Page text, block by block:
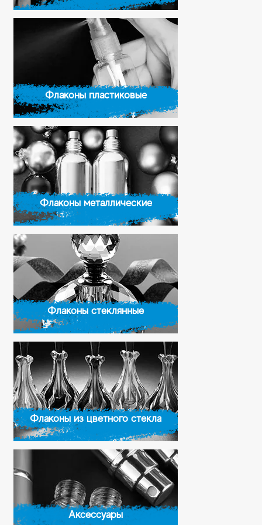
Флаконы пластиковые
Флаконы металлические
Флаконы стеклянные
Флаконы из цветного стекла
Аксессуары